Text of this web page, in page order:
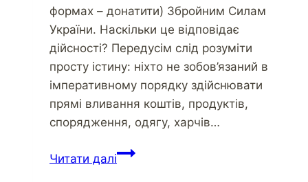
формах – донатити) Збройним Силам
України. Наскільки це відповідає
дійсності? Передусім слід розуміти
просту істину: ніхто не зобов’язаний в
імперативному порядку здійснювати
прямі вливання коштів, продуктів,
спорядження, одягу, харчів…
Читати далі